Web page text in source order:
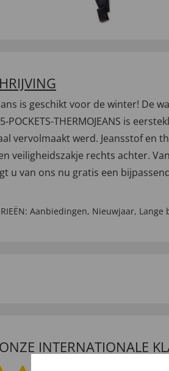
is geschikt voor de winter! De
POCKETS-THERMOJEANS is
vervolmaakt werd. Jeansstof en
veiligheidszakje rechts achter.
u van ons nu gratis een
Aanbiedingen, Nieuwjaar, Lange
INTERNATIONALE